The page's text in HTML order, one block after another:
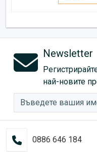
Newsletter
най-новите
0886 646 184